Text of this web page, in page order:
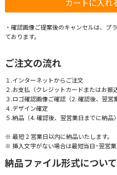
・確認画像ご提案後のキャンセルは、プ
ております。
ご注文の流れ
１.インターネットからご注文
２.お支払（クレジットカードまたはお振込
３.ロゴ確認画像ご確認（2. 確認後、翌営
４.デザイン確定
５.納品（4. 確認後、翌営業日までに納品）
※ 最短 2 営業日以内に納品いたします。
※ 挿入文字がない場合は最短当日~翌営業
納品ファイル形式について